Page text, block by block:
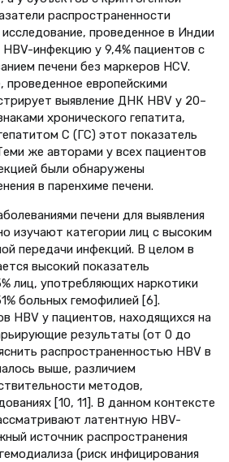
распространенности
проведенное в Индии
инфекцию у 9,4% пациентов с
печени без маркеров HCV.
проведенное европейскими
выявление ДНК НВV у 20–
хронического гепатита,
С (ГС) этот показатель
же авторами у всех пациентов
были обнаружены
в паренхиме печени.
печени для выявления
изучают категории лиц с высоким
передачи инфекций. В целом в
высокий показатель
лиц, употребляющих наркотики
больных гемофилией [6].
НВV у пациентов, находящихся на
результаты (от 0 до
распространенностью НВV в
выше, различием
методов,
[10, 11]. В данном контексте
латентную НВV-
источник распространения
(риск инфицирования